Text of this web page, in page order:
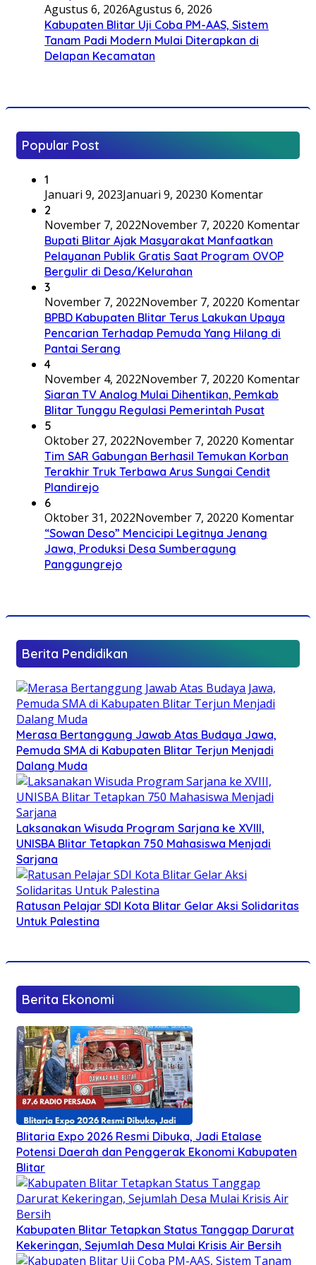
Agustus 6, 2026Agustus 6, 2026
Kabupaten Blitar Uji Coba PM-AAS, Sistem
Tanam Padi Modern Mulai Diterapkan di
Delapan Kecamatan
Popular Post
1
Januari 9, 2023Januari 9, 20230 Komentar
2
November 7, 2022November 7, 20220 Komentar
Bupati Blitar Ajak Masyarakat Manfaatkan
Pelayanan Publik Gratis Saat Program OVOP
Bergulir di Desa/Kelurahan
3
November 7, 2022November 7, 20220 Komentar
BPBD Kabupaten Blitar Terus Lakukan Upaya
Pencarian Terhadap Pemuda Yang Hilang di
Pantai Serang
4
November 4, 2022November 7, 20220 Komentar
Siaran TV Analog Mulai Dihentikan, Pemkab
Blitar Tunggu Regulasi Pemerintah Pusat
5
Oktober 27, 2022November 7, 20220 Komentar
Tim SAR Gabungan Berhasil Temukan Korban
Terakhir Truk Terbawa Arus Sungai Cendit
Plandirejo
6
Oktober 31, 2022November 7, 20220 Komentar
“Sowan Deso” Mencicipi Legitnya Jenang
Jawa, Produksi Desa Sumberagung
Panggungrejo
Berita Pendidikan
Merasa Bertanggung Jawab Atas Budaya Jawa,
Pemuda SMA di Kabupaten Blitar Terjun Menjadi
Dalang Muda
Laksanakan Wisuda Program Sarjana ke XVIII,
UNISBA Blitar Tetapkan 750 Mahasiswa Menjadi
Sarjana
Ratusan Pelajar SDI Kota Blitar Gelar Aksi Solidaritas
Untuk Palestina
Berita Ekonomi
Blitaria Expo 2026 Resmi Dibuka, Jadi Etalase
Potensi Daerah dan Penggerak Ekonomi Kabupaten
Blitar
Kabupaten Blitar Tetapkan Status Tanggap Darurat
Kekeringan, Sejumlah Desa Mulai Krisis Air Bersih